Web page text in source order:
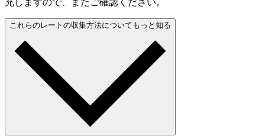
これらのレートの収集方法についてもっと知る